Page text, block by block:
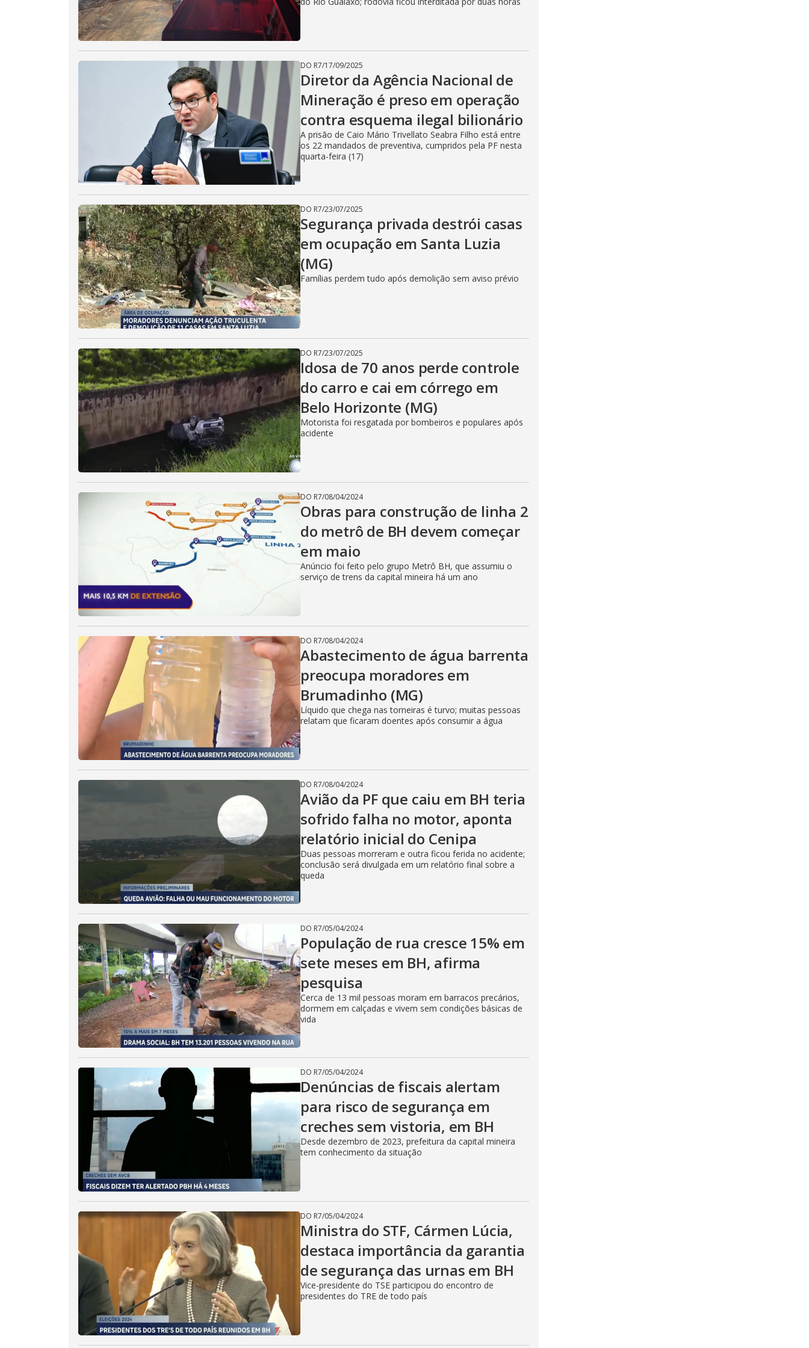
i
d
e
o
DO R7/17/09/2025
Diretor da Agência Nacional de
Mineração é preso em operação
contra esquema ilegal bilionário
A prisão de Caio Mário Trivellato Seabra Filho está entre
os 22 mandados de preventiva, cumpridos pela PF nesta
quarta-feira (17)
DO R7/23/07/2025
Segurança privada destrói casas
em ocupação em Santa Luzia
(MG)
Famílias perdem tudo após demolição sem aviso prévio
DO R7/23/07/2025
Idosa de 70 anos perde controle
do carro e cai em córrego em
Belo Horizonte (MG)
Motorista foi resgatada por bombeiros e populares após
acidente
DO R7/08/04/2024
Obras para construção de linha 2
do metrô de BH devem começar
em maio
Anúncio foi feito pelo grupo Metrô BH, que assumiu o
serviço de trens da capital mineira há um ano
DO R7/08/04/2024
Abastecimento de água barrenta
preocupa moradores em
Brumadinho (MG)
Líquido que chega nas torneiras é turvo; muitas pessoas
relatam que ficaram doentes após consumir a água
DO R7/08/04/2024
Avião da PF que caiu em BH teria
sofrido falha no motor, aponta
relatório inicial do Cenipa
Duas pessoas morreram e outra ficou ferida no acidente;
conclusão será divulgada em um relatório final sobre a
queda
DO R7/05/04/2024
População de rua cresce 15% em
sete meses em BH, afirma
pesquisa
Cerca de 13 mil pessoas moram em barracos precários,
dormem em calçadas e vivem sem condições básicas de
vida
DO R7/05/04/2024
Denúncias de fiscais alertam
para risco de segurança em
creches sem vistoria, em BH
Desde dezembro de 2023, prefeitura da capital mineira
tem conhecimento da situação
DO R7/05/04/2024
Ministra do STF, Cármen Lúcia,
destaca importância da garantia
de segurança das urnas em BH
Vice-presidente do TSE participou do encontro de
presidentes do TRE de todo país